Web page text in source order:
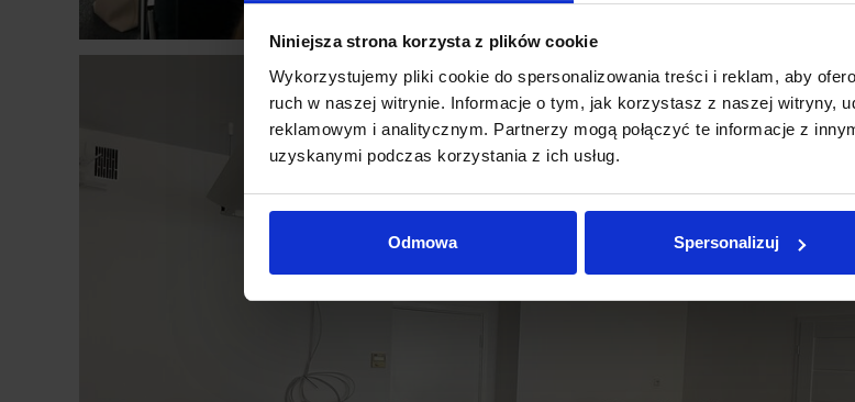
Niniejsza strona korzysta z plików cookie
Wykorzystujemy pliki cookie do spersonalizowania treści i reklam, aby
ruch w naszej witrynie. Informacje o tym, jak korzystasz z naszej witryny,
reklamowym i analitycznym. Partnerzy mogą połączyć te informacje z
uzyskanymi podczas korzystania z ich usług.
Odmowa Spersonalizuj